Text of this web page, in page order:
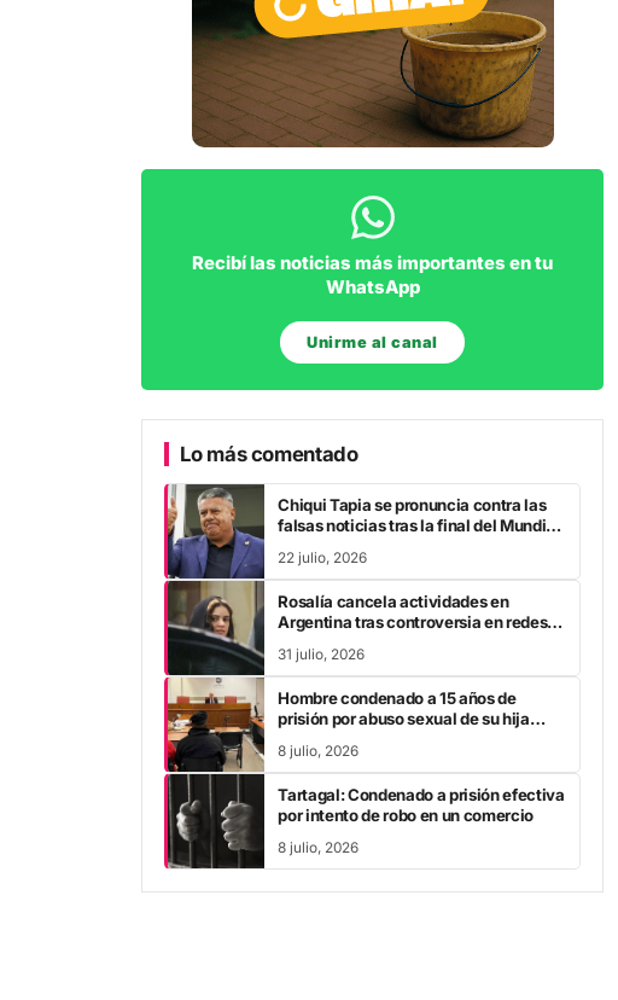
Recibí las noticias más importantes en tu
WhatsApp
Unirme al canal
Lo más comentado
Chiqui Tapia se pronuncia contra las
falsas noticias tras la final del Mundial
22 julio, 2026
Rosalía cancela actividades en
Argentina tras controversia en redes
31 julio, 2026
Hombre condenado a 15 años de
prisión por abuso sexual de su hija
8 julio, 2026
Tartagal: Condenado a prisión efectiva
por intento de robo en un comercio
8 julio, 2026